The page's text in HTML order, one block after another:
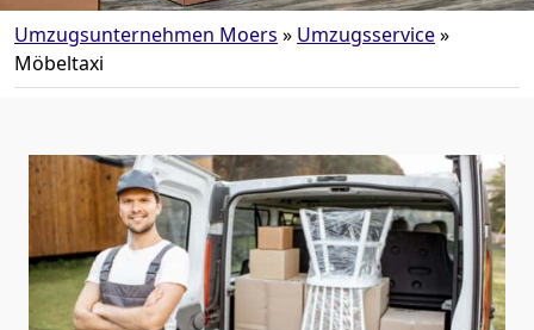
Umzugsunternehmen Moers » Umzugsservice»
Möbeltaxi